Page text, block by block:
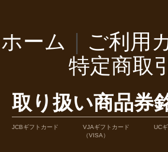
ホーム ご利用
特定商取
取り扱い商品券
JCBギフトカード
VJAギフトカード
（VISA）
UC